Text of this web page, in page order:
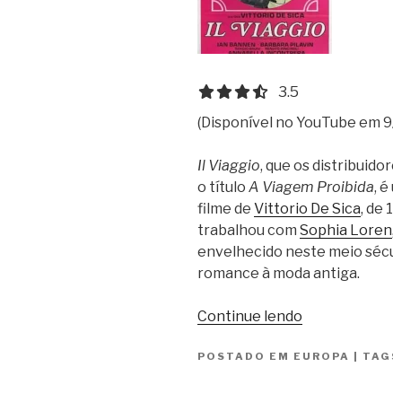
3.5 out of 5.0 stars
3.5
(Disponível no YouTube em
Il Viaggio, que os
o título A Viagem Proibida,
filme de Vittorio De Sica, de
trabalhou com Sophia Loren
envelhecido neste meio
romance à moda antiga.
Continue lendo
Proibida
POSTADO EM EUROPA |